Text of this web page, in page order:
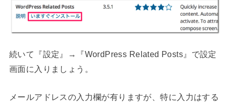
続いて『設定』→『WordPress Related Posts』で設定
画面に入りましょう。
メールアドレスの入力欄が有りますが、特に入力はする